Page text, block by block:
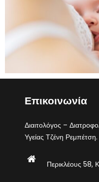
Επικοινωνία
Διαιτολόγος –
Υγείας Τζένη Ρεμπέτση.
Περικλέους 58,